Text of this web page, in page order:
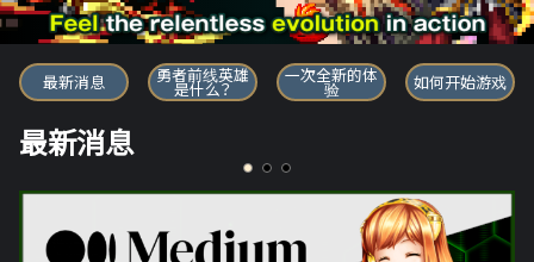
勇者前线英雄
最新消息 勇者前线英雄
是什么？
一次全新的体
验 如何开始游戏
最新消息